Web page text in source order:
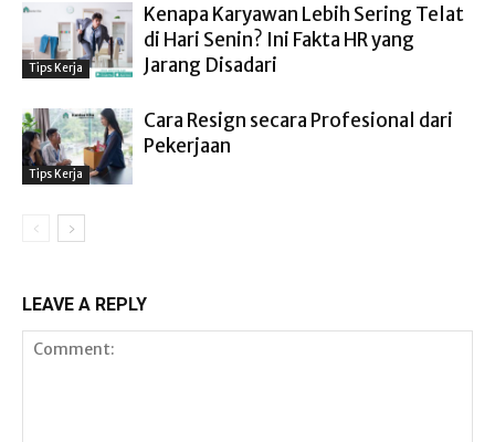
Tips Kerja
Kenapa Karyawan Lebih Sering Telat
di Hari Senin? Ini Fakta HR yang
Jarang Disadari
Tips Kerja
Cara Resign secara Profesional dari
Pekerjaan
LEAVE A REPLY